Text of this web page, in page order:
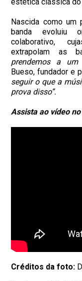
Nascida como um
banda evoluiu
colaborativo,
extrapolam as
prendemos a um
Bueso, fundador e
seguir o que a
prova disso”.
Assista ao vídeo
Créditos da foto: